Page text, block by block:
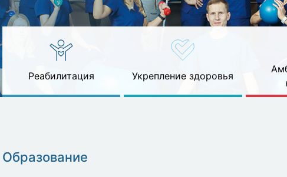
Реабилитация Укрепление здоровья
Образование